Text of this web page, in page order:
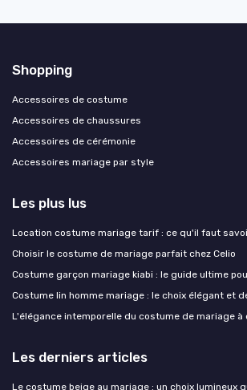
Shopping
Accessoires de costume
Accessoires de chaussures
Accessoires de cérémonie
Accessoires mariage par style
Les plus lus
Location costume mariage tarif : ce qu'il faut
Choisir le costume de mariage parfait chez Celio
Costume garçon mariage kiabi : le guide ultime
Costume lin homme mariage : le choix élégant et
L'élégance intemporelle du costume de mariage à
Les derniers articles
Le costume beige au mariage : un choix lumineux